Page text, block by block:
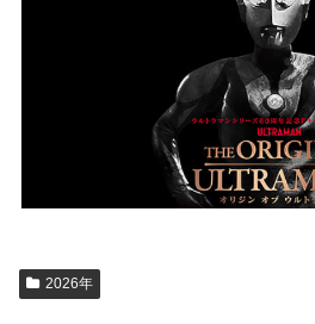
2026年